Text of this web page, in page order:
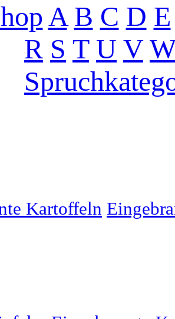
A B C D E
R S T U V W
Kartoffeln